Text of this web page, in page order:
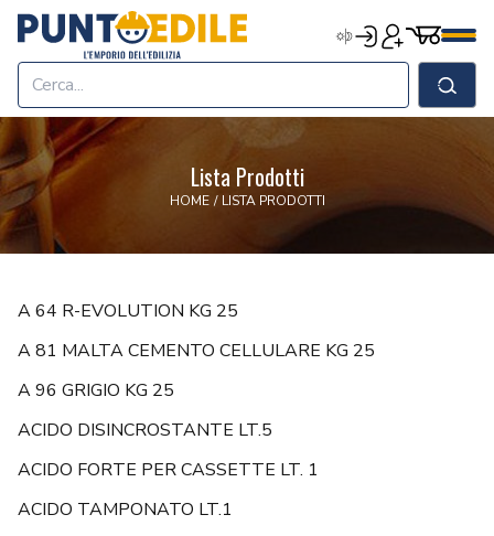
Edilizia Punto EdileAccediRegistrati
Cerca
Home
Chi Siamo
Termini & Condizioni
Contatti
Lista Prodotti
HOME / LISTA PRODOTTI
A 64 R-EVOLUTION KG 25
A 81 MALTA CEMENTO CELLULARE KG 25
A 96 GRIGIO KG 25
ACIDO DISINCROSTANTE LT.5
ACIDO FORTE PER CASSETTE LT. 1
ACIDO TAMPONATO LT.1